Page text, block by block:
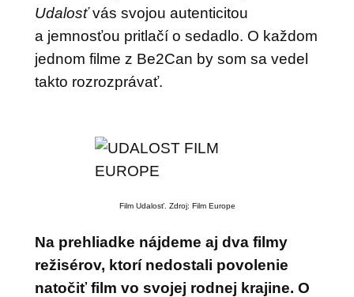
Udalosťvás svojou autenticitou
a jemnosťou pritlačí o sedadlo. O každom
jednom filme z Be2Can by som sa vedel
takto rozrozprávať.
Film Udalosť. Zdroj: Film Europe
Na prehliadke nájdeme aj dva filmy
režisérov, ktorí nedostali povolenie
natočiť film vo svojej rodnej krajine. O